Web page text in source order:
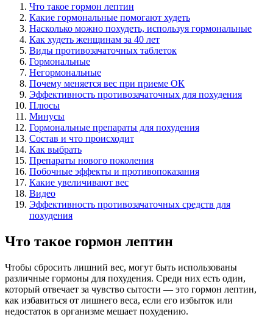
Что такое гормон лептин
Какие гормональные помогают худеть
Насколько можно похудеть, используя гормональные
Как худеть женщинам за 40 лет
Виды противозачаточных таблеток
Гормональные
Негормональные
Почему меняется вес при приеме ОК
Эффективность противозачаточных для похудения
Плюсы
Минусы
Гормональные препараты для похудения
Состав и что происходит
Как выбрать
Препараты нового поколения
Побочные эффекты и противопоказания
Какие увеличивают вес
Видео
Эффективность противозачаточных средств для
похудения
Что такое гормон лептин
Чтобы сбросить лишний вес, могут быть использованы
различные гормоны для похудения. Среди них есть один,
который отвечает за чувство сытости — это гормон лептин,
как избавиться от лишнего веса, если его избыток или
недостаток в организме мешает похудению.